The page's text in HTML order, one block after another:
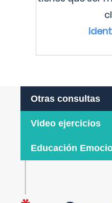
Otras consultas
Video ejercicios
Educación